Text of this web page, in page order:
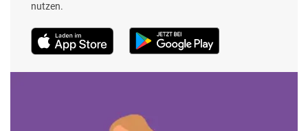
nutzen.